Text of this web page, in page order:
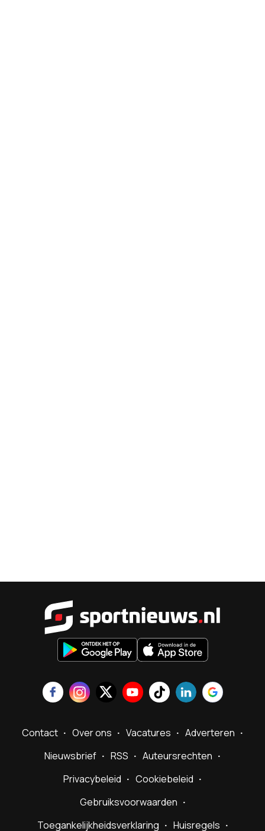
Contact Over ons Vacatures
Adverteren
Nieuwsbrief
RSS
Auteursrechten
Privacybeleid
Cookiebeleid
Gebruiksvoorwaarden
Toegankelijkheidsverklaring
Huisregels